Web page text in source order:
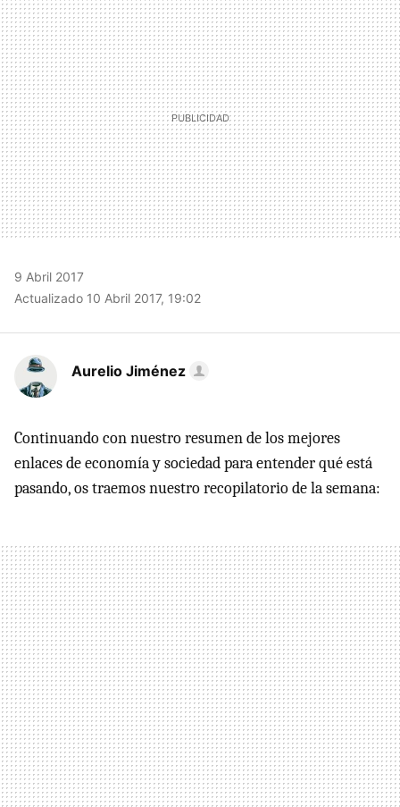
MAIL
9 Abril 2017
Actualizado 10 Abril 2017, 19:02
Aurelio Jiménez
Continuando con nuestro resumen de los mejores
enlaces de economía y sociedad para entender qué está
pasando, os traemos nuestro recopilatorio de la semana: